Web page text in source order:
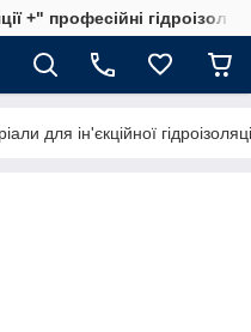
+" професійні
для ін'єкційної